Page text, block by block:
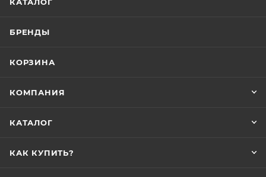
БРЕНДЫ
КОРЗИНА
КОМПАНИЯ
КАТАЛОГ
КАК КУПИТЬ?